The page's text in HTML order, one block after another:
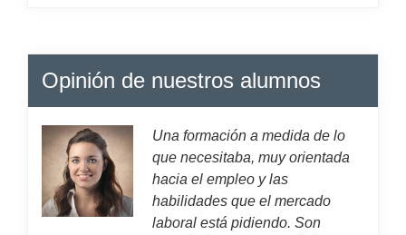
Opinión de nuestros alumnos
Una formación a medida de lo
que necesitaba, muy orientada
hacia el empleo y las
habilidades que el mercado
laboral está pidiendo. Son